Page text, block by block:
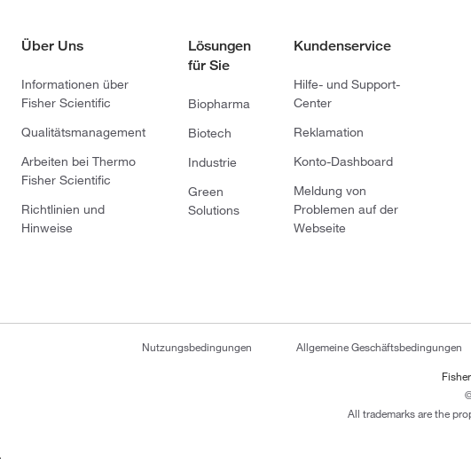
Über Uns
Informationen über
Fisher Scientific
Qualitätsmanagement
Arbeiten bei Thermo
Fisher Scientific
Richtlinien und
Hinweise
Lösungen
für Sie
Biopharma
Biotech
Industrie
Green
Solutions
Kundenservice
Hilfe- und Support-
Center
Reklamation
Konto-Dashboard
Meldung von
Problemen auf der
Webseite
Nutzungsbedingungen Allgemeine Geschäftsbedingungen
All trademarks are the